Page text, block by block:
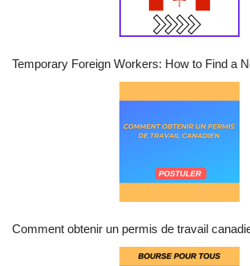
Temporary Foreign Workers: How to Find a
Comment obtenir un permis de travail